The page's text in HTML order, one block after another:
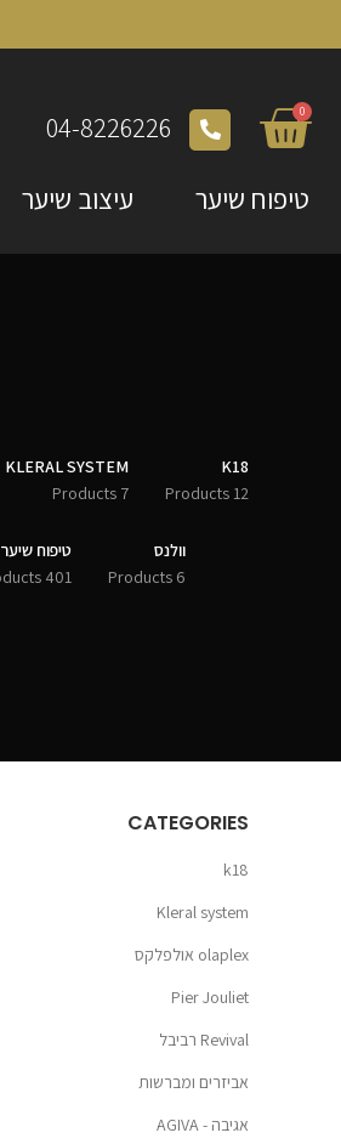
0
04-8226226
טיפוח שיער עיצוב שיער
K18
12 Products
KLERAL SYSTEM
7 Products
וולנס
6 Products
טיפוח שיער
401 Products
CATEGORIES
k18
Kleral system
olaplex אולפלקס
Pier Jouliet
Revival רביבל
אביזרים ומברשות
אגיבה - AGIVA